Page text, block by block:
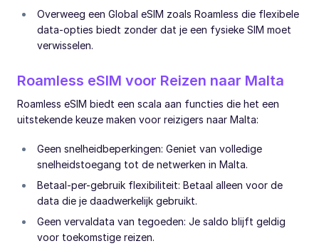
Overweeg een Global eSIM zoals Roamless die flexibele
data-opties biedt zonder dat je een fysieke SIM moet
verwisselen.
Roamless eSIM voor Reizen naar Malta
Roamless eSIM biedt een scala aan functies die het een
uitstekende keuze maken voor reizigers naar Malta:
Geen snelheidbeperkingen: Geniet van volledige
snelheidstoegang tot de netwerken in Malta.
Betaal-per-gebruik flexibiliteit: Betaal alleen voor de
data die je daadwerkelijk gebruikt.
Geen vervaldata van tegoeden: Je saldo blijft geldig
voor toekomstige reizen.